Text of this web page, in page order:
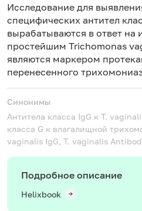
Исследование для
специфических антител
вырабатываются в ответ
простейшим Trichomonas
являются маркером
перенесенного
Синонимы
Антитела класса IgG к T.
класса G к влагалищной
vaginalis IgG, T. vaginalis
Подробное описание
Helixbook